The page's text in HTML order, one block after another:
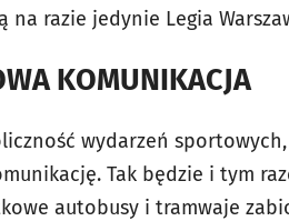
na razie jedynie Legia
KOMUNIKACJA
wydarzeń
Tak będzie i tym
autobusy i tramwaje